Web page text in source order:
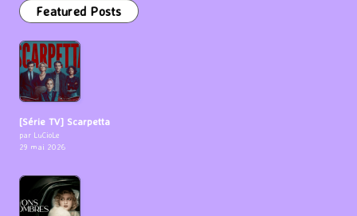
Featured Posts
[Série TV] Scarpetta
par LuCioLe
29 mai 2026